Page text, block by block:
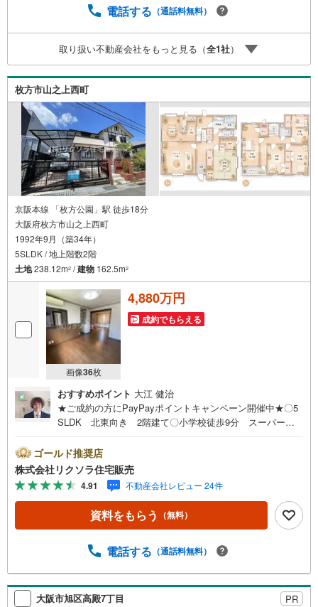
の掲載物件もまとめてご案内可能リフォームやリノベーシ
会 随時開催中】〇お客様の条件にベストな住宅ローン商
品のご提案〇住宅ローンの金利や優遇率、審査基準などを
詳しくご説明〇住宅ローンとリフォームローンの一体型商
品もご提案〇仕事や収入・現在過去の借入による住宅ロー
ンへの問題解決是非ともお問合せ下さい
電話する （通話料無料）
取り扱い不動産会社をもっと見る（全1社）
枚方市山之上西町
京阪本線 「枚方公園」駅 徒歩18分
大阪府枚方市山之上西町
1992年9月（築34年）
5SLDK / 地上階数2階
土地238.12m2 /建物 162.5m2
画像36枚
4,880万円
成約でもらえる
おすすめポイント 大江 健治
★ご成約の方にPayPayポイントキャンペーン開催中★〇5
SLDK 北東向き 2階建て〇小学校徒歩9分 スーパー徒
納 WIC■営業時間 9:30～20:00 ■即日案内可能！※当
日・翌日のご案内はお電話でのお問合せがスムーズ■定休
日 毎週水曜日◇弊社ホームページよりLINEでのお問合せ
も好評！◇不動産情報サイト未掲載物件、弊社ホームペー
ジに多数掲載！◇学校区物件検索も充実！ご希望の学校区
での物件探しに便利！「リクソラ住宅販売」で検索！是非
の掲載物件もまとめてご案内可能リフォームやリノベーシ
会 随時開催中】〇お客様の条件にベストな住宅ローン商
品のご提案〇住宅ローンの金利や優遇率、審査基準などを
ゴールド推奨店
株式会社リクソラ住宅販売
4.91 不動産会社レビュー 24件
資料をもらう （無料）
電話する （通話料無料）
大阪市旭区高殿7丁目 PR